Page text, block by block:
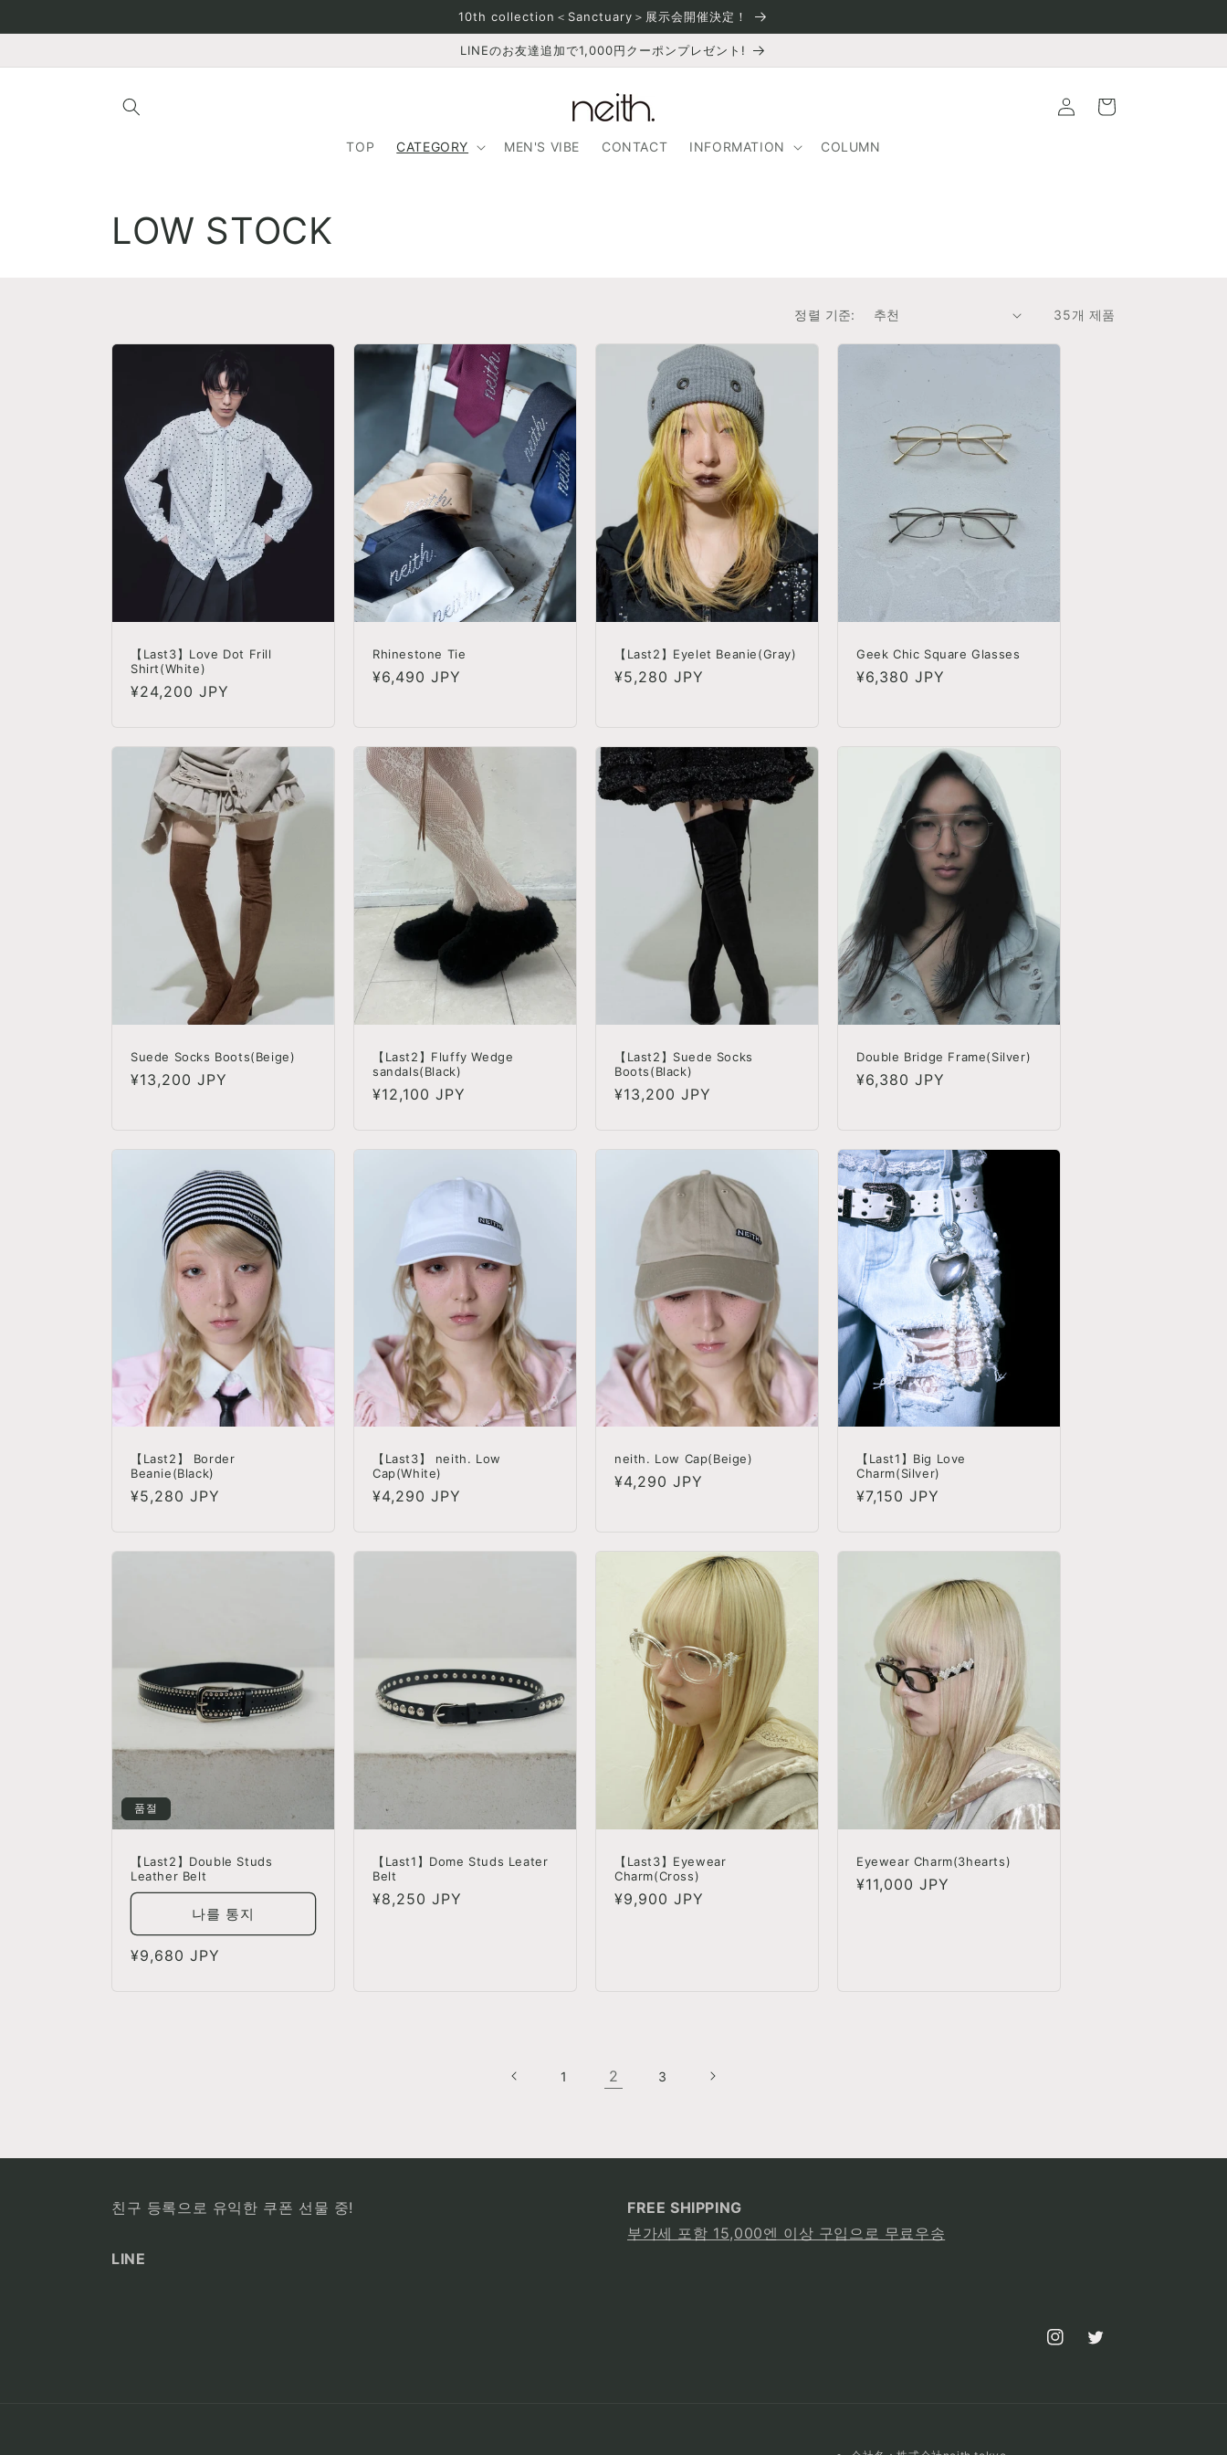
뛰기
10th collection＜Sanctuary＞展示会開催決定！
LINEのお友達追加で1,000円クーポンプレゼント!
TOP CATEGORY MEN'S VIBE CONTACT INFORMATION COLUMN
그
트
컬
LOW STOCK
정렬 기준: 35개 제품
【Last3】Love Dot Frill
Shirt(White)
정
¥24,200 JPY
Rhinestone Tie
정
¥6,490 JPY
【Last2】Eyelet Beanie(Gray)
정
¥5,280 JPY
Geek Chic Square Glasses
정
¥6,380 JPY
Suede Socks Boots(Beige)
정
¥13,200 JPY
【Last2】Fluffy Wedge
sandals(Black)
정
¥12,100 JPY
【Last2】Suede Socks
Boots(Black)
정
¥13,200 JPY
Double Bridge Frame(Silver)
정
¥6,380 JPY
【Last2】 Border
Beanie(Black)
정
¥5,280 JPY
【Last3】 neith. Low
Cap(White)
정
¥4,290 JPY
neith. Low Cap(Beige)
정
¥4,290 JPY
【Last1】Big Love
Charm(Silver)
정
¥7,150 JPY
품절
【Last2】Double Studs
Leather Belt
나를 통지
정
¥9,680 JPY
【Last1】Dome Studs Leater
Belt
정
¥8,250 JPY
【Last3】Eyewear
Charm(Cross)
정
¥9,900 JPY
Eyewear Charm(3hearts)
정
¥11,000 JPY
1 2 3
친구 등록으로 유익한 쿠폰 선물 중!
LINE
FREE SHIPPING
부가세 포함 15,000엔 이상 구입으로 무료우송
InstagramTwitter